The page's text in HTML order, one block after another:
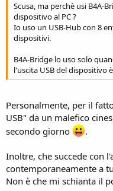
Scusa, ma perchè usi B4A-
dispositivo al PC ?
Io uso un USB-Hub con 8
dispositivi.
B4A-Bridge lo uso solo
l'uscita USB del dispositivo
Personalmente, per il
USB" da un malefico
secondo giorno
.
Inoltre, che succede con
contemporaneamente a
Non è che mi schianta il